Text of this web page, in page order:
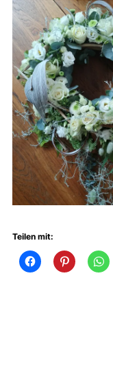
Teilen mit: